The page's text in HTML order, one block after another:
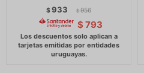
$933 $ 956
$ 793